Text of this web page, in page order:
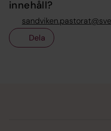
innehåll?
Dela